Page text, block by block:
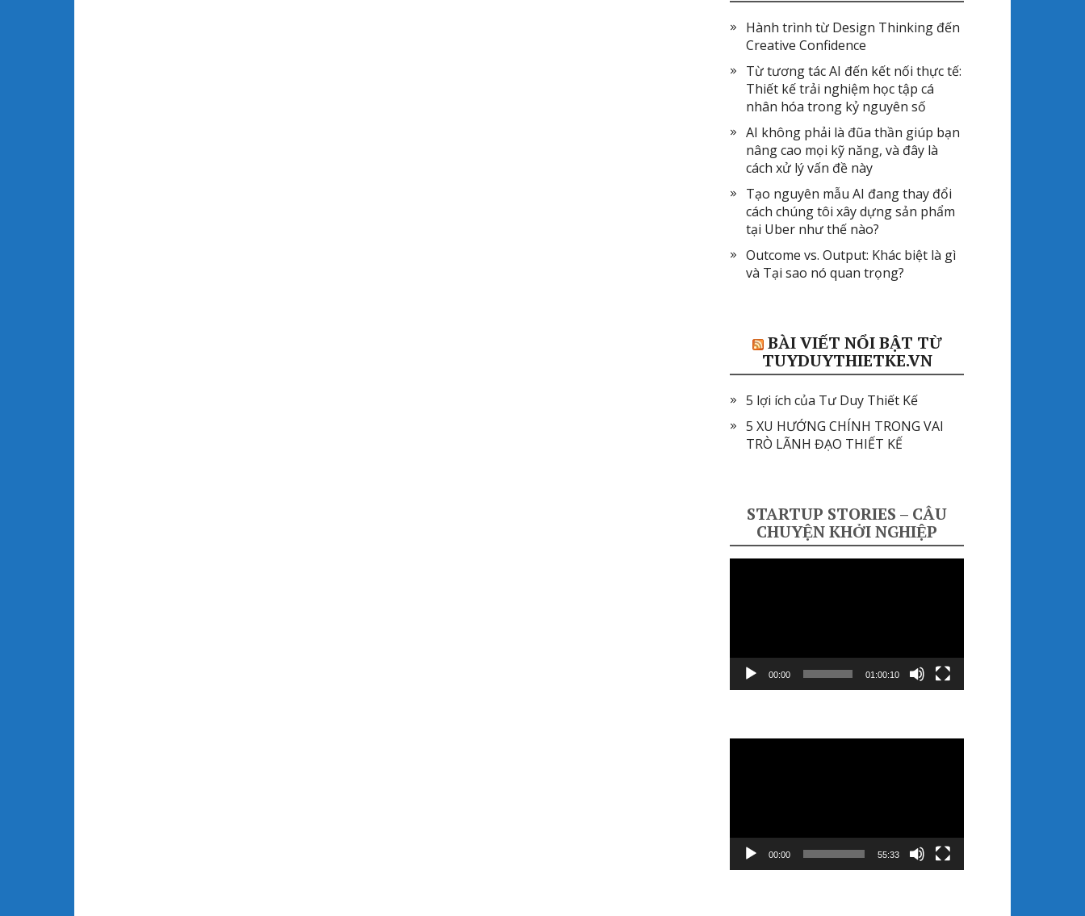
Hành trình từ Design Thinking đến
Creative Confidence
Từ tương tác AI đến kết nối thực tế:
Thiết kế trải nghiệm học tập cá
nhân hóa trong kỷ nguyên số
AI không phải là đũa thần giúp bạn
nâng cao mọi kỹ năng, và đây là
cách xử lý vấn đề này
Tạo nguyên mẫu AI đang thay đổi
cách chúng tôi xây dựng sản phẩm
tại Uber như thế nào?
Outcome vs. Output: Khác biệt là gì
và Tại sao nó quan trọng?
BÀI VIẾT NỔI BẬT TỪ
TUYDUYTHIETKE.VN
5 lợi ích của Tư Duy Thiết Kế
5 XU HƯỚNG CHÍNH TRONG VAI
TRÒ LÃNH ĐẠO THIẾT KẾ
STARTUP STORIES – CÂU
CHUYỆN KHỞI NGHIỆP
00:00 01:00:10
00:00 55:33